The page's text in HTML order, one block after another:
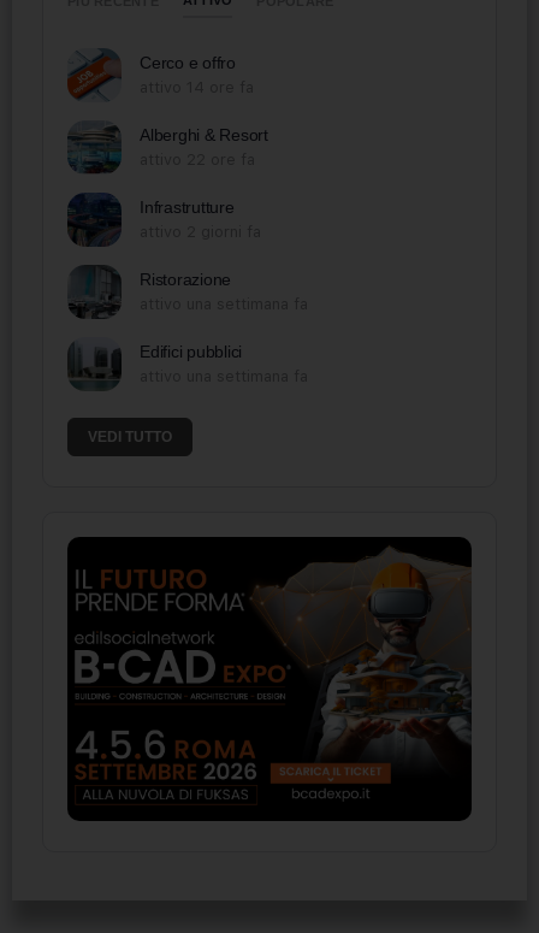
Cerco e offro
Alberghi & Resort
Infrastrutture
Ristorazione
Edifici pubblici
VEDI TUTTO